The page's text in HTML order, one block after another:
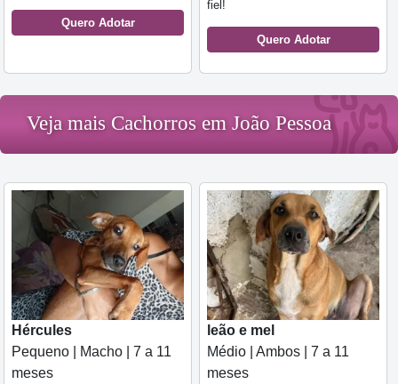
Quero Adotar
fiel!
Quero Adotar
Veja mais Cachorros em João Pessoa
Hércules
Pequeno | Macho | 7 a 11
meses
leão e mel
Médio | Ambos | 7 a 11
meses